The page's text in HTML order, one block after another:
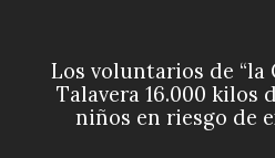
Los voluntarios de “la
Talavera 16.000 kilos
niños en riesgo de